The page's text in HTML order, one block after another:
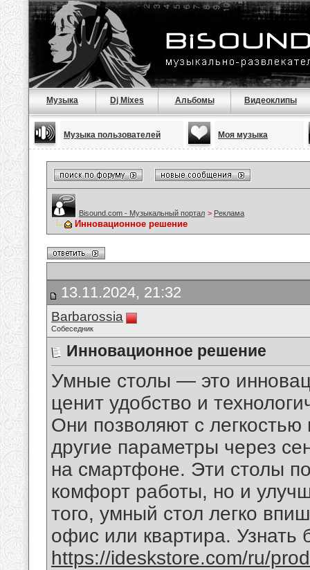
Музыка Dj Mixes Альбомы Видеоклипы
Музыка пользователей Моя музыка
Bisound.com - Музыкальный портал > Реклама
Инновационное решение
13.11.2024, 21:32
Barbarossia
Собеседник
Инновационное решение
Умные столы — это
ценит удобство и
Они позволяют с
другие параметры через
на смартфоне. Эти столы
комфорт работы, но и
того, умный стол легко
офис или квартира. Узнать
https://ideskstore.com/ru/